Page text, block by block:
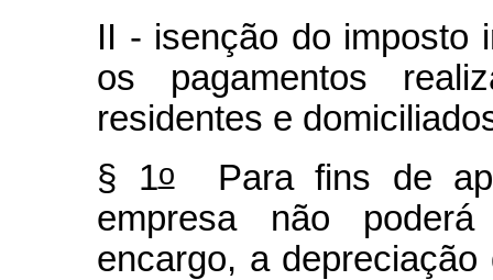
II - isenção do imposto
os pagamentos
residentes e
§ 1oPara fins de
empresa não
encargo, a